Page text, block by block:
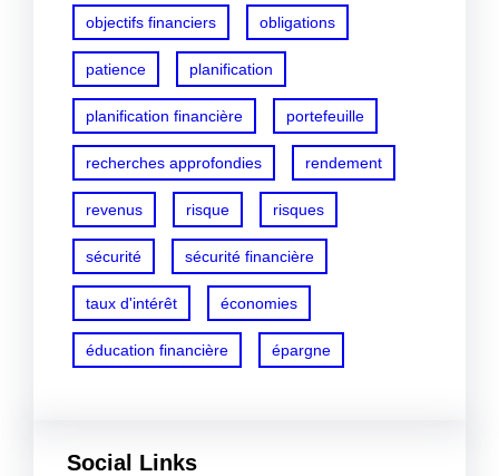
objectifs financiers obligations
patience planification
planification financière portefeuille
recherches approfondies rendement
revenus risque risques
sécurité sécurité financière
taux d'intérêt économies
éducation financière épargne
Social Links